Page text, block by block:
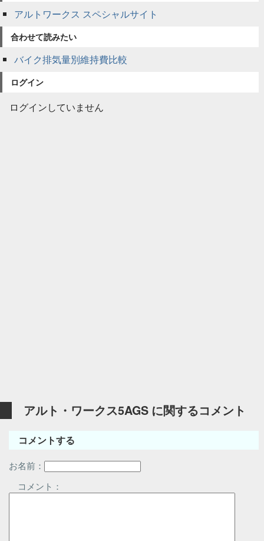
アルトワークス スペシャルサイト
合わせて読みたい
バイク排気量別維持費比較
ログイン
ログインしていません
アルト・ワークス5AGS に関するコメント
コメントする
お名前：
コメント：